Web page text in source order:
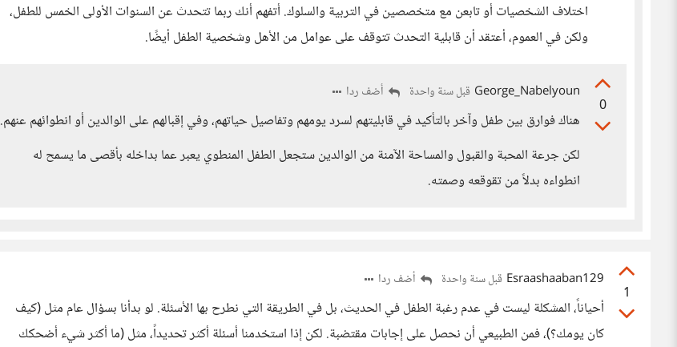
اختلاف الشخصيات أو تابعن مع متخصصين في التربية والسلوك. أتفهم أنك ربما تتحدث عن السنوات الأولى الخمس للطفل،
ولكن في العموم، أعتقد أن قابلية التحدث تتوقف على عوامل من الأهل وشخصية الطفل أيضًا.
0
George_Nabelyoun قبل سنة واحدة أضف ردا
هناك فوارق بين طفل وآخر بالتأكيد في قابليتهم لسرد يومهم وتفاصيل حياتهم، وفي إقبالهم على الوالدين أو انطوائهم عنهم.
لكن جرعة المحبة والقبول والمساحة الآمنة من الوالدين ستجعل الطفل المنطوي يعبر عما بداخله بأقصى ما يسمح له
انطواءه بدلاً من تقوقعه وصمته.
1
Esraashaaban129 قبل سنة واحدة أضف ردا
أحياناً، المشكلة ليست في عدم رغبة الطفل في الحديث، بل في الطريقة التي نطرح بها الأسئلة. لو بدأنا بسؤال عام مثل (كيف
كان يومك؟)، فمن الطبيعي أن نحصل على إجابات مقتضبة. لكن إذا استخدمنا أسئلة أكثر تحديداً، مثل (ما أكثر شيء أضحكك